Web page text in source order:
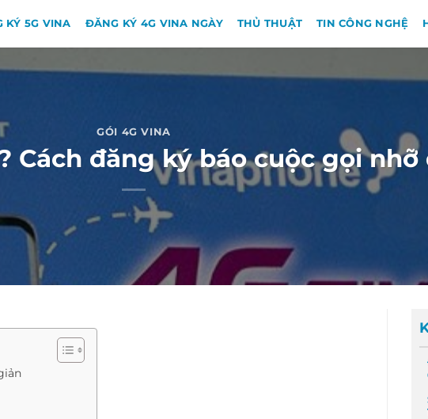
KÝ 5G VINA ĐĂNG KÝ 4G VINA NGÀY THỦ THUẬT TIN CÔNG NGHỆ
GÓI 4G VINA
Cách đăng ký báo cuộc gọi